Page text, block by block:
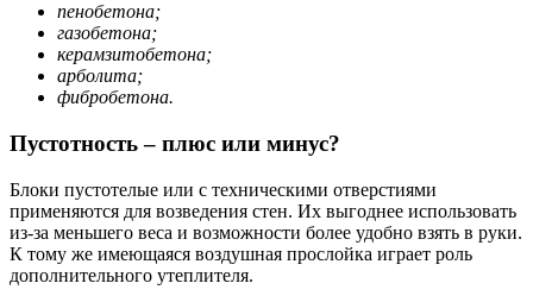
пенобетона;
газобетона;
керамзитобетона;
арболита;
фибробетона.
Пустотность – плюс или минус?
Блоки пустотелые или с техническими отверстиями
применяются для возведения стен. Их выгоднее использовать
из-за меньшего веса и возможности более удобно взять в руки.
К тому же имеющаяся воздушная прослойка играет роль
дополнительного утеплителя.